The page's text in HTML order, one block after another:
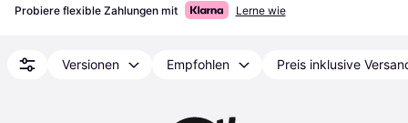
Probiere flexible Zahlungen mit Lerne wie
Versionen Empfohlen Preis inklusive